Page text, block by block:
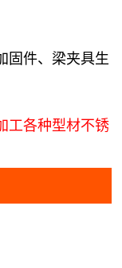
固件、梁夹具生
工各种型材不锈